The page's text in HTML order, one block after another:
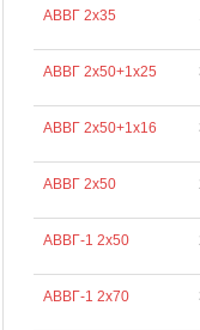
АВВГ 2х35
АВВГ 2х50+1х25
АВВГ 2х50+1х16
АВВГ 2х50
АВВГ-1 2х50
АВВГ-1 2х70